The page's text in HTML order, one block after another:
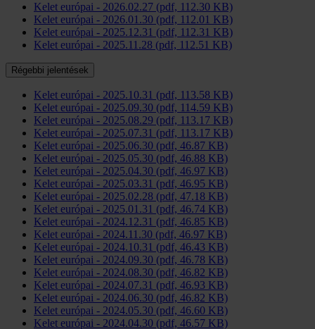
Kelet európai - 2026.02.27 (pdf, 112.30 KB)
Kelet európai - 2026.01.30 (pdf, 112.01 KB)
Kelet európai - 2025.12.31 (pdf, 112.31 KB)
Kelet európai - 2025.11.28 (pdf, 112.51 KB)
Régebbi jelentések
Kelet európai - 2025.10.31 (pdf, 113.58 KB)
Kelet európai - 2025.09.30 (pdf, 114.59 KB)
Kelet európai - 2025.08.29 (pdf, 113.17 KB)
Kelet európai - 2025.07.31 (pdf, 113.17 KB)
Kelet európai - 2025.06.30 (pdf, 46.87 KB)
Kelet európai - 2025.05.30 (pdf, 46.88 KB)
Kelet európai - 2025.04.30 (pdf, 46.97 KB)
Kelet európai - 2025.03.31 (pdf, 46.95 KB)
Kelet európai - 2025.02.28 (pdf, 47.18 KB)
Kelet európai - 2025.01.31 (pdf, 46.74 KB)
Kelet európai - 2024.12.31 (pdf, 46.85 KB)
Kelet európai - 2024.11.30 (pdf, 46.97 KB)
Kelet európai - 2024.10.31 (pdf, 46.43 KB)
Kelet európai - 2024.09.30 (pdf, 46.78 KB)
Kelet európai - 2024.08.30 (pdf, 46.82 KB)
Kelet európai - 2024.07.31 (pdf, 46.93 KB)
Kelet európai - 2024.06.30 (pdf, 46.82 KB)
Kelet európai - 2024.05.30 (pdf, 46.60 KB)
Kelet európai - 2024.04.30 (pdf, 46.57 KB)